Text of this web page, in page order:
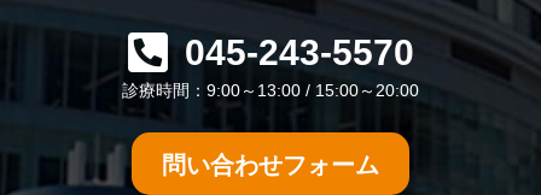
045-243-5570
診療時間：9:00～13:00 / 15:00～20:00
問い合わせフォーム